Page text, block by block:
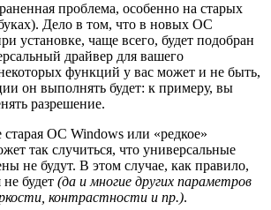
проблема, особенно на старых
Дело в том, что в новых ОС
установке, чаще всего, будет подобран
драйвер для вашего
функций у вас может и не быть,
он выполнять будет: к примеру, вы
разрешение.
старая ОС Windows или «редкое»
так случиться, что универсальные
не будут. В этом случае, как правило,
будет (да и многие других параметров
контрастности и пр.).